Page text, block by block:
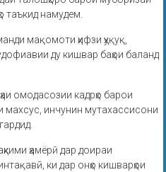
таъкид намудем.
мақомоти ҳифзи ҳуқуқ,
ду кишвар баҳои баланд
омодасозии кадрҳо барои
махсус, инчунин мутахассисони
ҳамёрӣ дар доираи
ки дар онҳо кишварҳои